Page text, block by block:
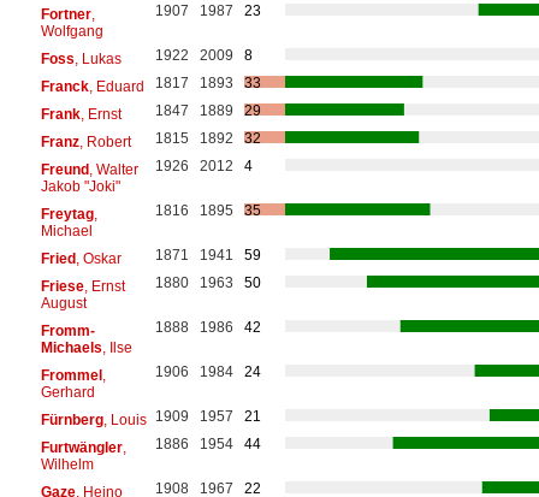
Fortner,
Wolfgang
1907 1987 23
Foss , Lukas 1922 2009
8
Franck, Eduard 1817 1893
33
Frank, Ernst 1847 1889
29
Franz, Robert 1815 1892
32
Freund, Walter
Jakob "Joki"
1926 2012 4
Freytag,
Michael
1816 1895 35
Fried, Oskar 1871 1941
59
Friese, Ernst
August
1880 1963 50
Fromm-
Michaels , Ilse
1888 1986 42
Frommel,
Gerhard
1906 1984 24
Fürnberg, Louis 1909 1957
21
Furtwängler,
Wilhelm
1886 1954 44
Gaze, Heino 1908 1967 22